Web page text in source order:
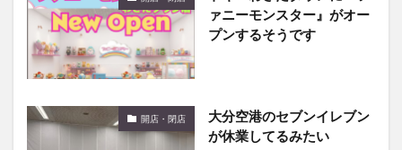
ァニーモンスター』がオー
プンするそうです
開店・閉店
大分空港のセブンイレブン
が休業してるみたい